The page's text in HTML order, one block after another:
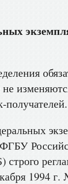
не
получателей.
1994